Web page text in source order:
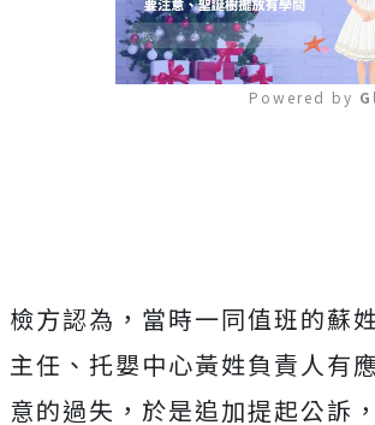
Powered by
檢方認為，當時一同值班的蘇
主任、托嬰中心黃姓負責人有
意的過失，於是追加提起公訴